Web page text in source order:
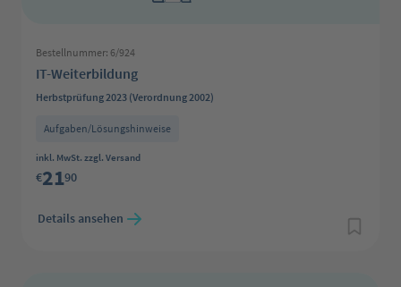
Bestellnummer: 6/924
IT-Weiterbildung
Herbstprüfung 2023 (Verordnung 2002)
Aufgaben/Lösungshinweise
Regulärer Preis:
inkl. MwSt. zzgl. Versand
€2190
Details ansehen